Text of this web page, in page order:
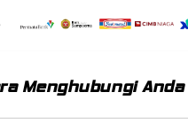
Menghubungi Anda